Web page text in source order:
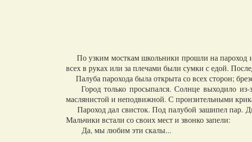
По узким мосткам школьники прошли на пароход и
всех в руках или за плечами были сумки с едой.
Палуба парохода была открыта со всех сторон;
Город только просыпался. Солнце выходило из-
маслянистой и неподвижной. С пронзительными
Пароход дал свисток. Под палубой зашипел пар.
Мальчики встали со своих мест и звонко запели:
Да, мы любим эти скалы...